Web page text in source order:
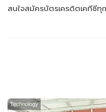
สนใจสมัครบัตรเครดิตเคทีซีทุ
Technology